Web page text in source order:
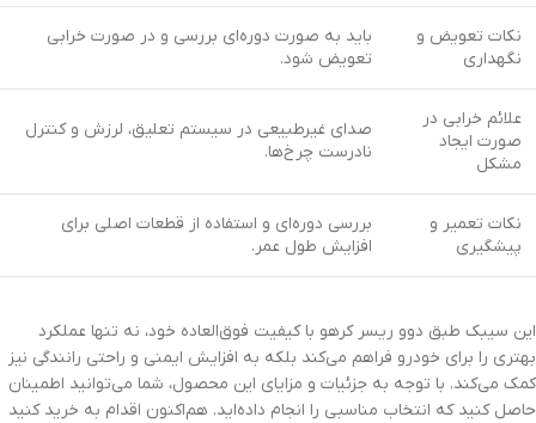
نکات تعویض و
نگهداری
باید به صورت دوره‌ای بررسی و در صورت خرابی
تعویض شود.
علائم خرابی در
صورت ایجاد
مشکل
صدای غیرطبیعی در سیستم تعلیق، لرزش و کنترل
نادرست چرخ‌ها.
نکات تعمیر و
پیشگیری
بررسی دوره‌ای و استفاده از قطعات اصلی برای
افزایش طول عمر.
این سیبک طبق دوو ریسر کرهو با کیفیت فوق‌العاده خود، نه تنها عملکرد
بهتری را برای خودرو فراهم می‌کند بلکه به افزایش ایمنی و راحتی رانندگی نیز
کمک می‌کند. با توجه به جزئیات و مزایای این محصول، شما می‌توانید اطمینان
حاصل کنید که انتخاب مناسبی را انجام داده‌اید. هم‌اکنون اقدام به خرید کنید